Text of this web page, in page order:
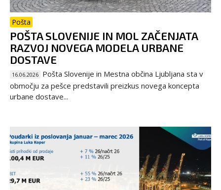
Pošta
POŠTA SLOVENIJE IN MOL ZAČENJATA
RAZVOJ NOVEGA MODELA URBANE
DOSTAVE
16.06.2026 Pošta Slovenije in Mestna občina Ljubljana sta v
območju za pešce predstavili preizkus novega koncepta
urbane dostave...